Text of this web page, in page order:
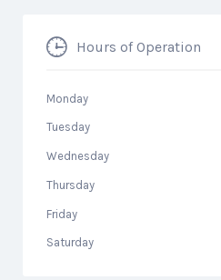
Hours of Operation
Monday
Tuesday
Wednesday
Thursday
Friday
Saturday